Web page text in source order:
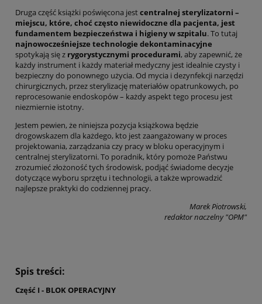
Druga część książki poświęcona jestcentralnej sterylizatorni –
miejscu, które, choć często niewidoczne dla pacjenta, jest
fundamentem bezpieczeństwa i higieny w szpitalu. To tutaj
najnowocześniejsze technologie dekontaminacyjne
spotykają się z rygorystycznymi procedurami, aby zapewnić, że
każdy instrument i każdy materiał medyczny jest idealnie czysty i
bezpieczny do ponownego użycia. Od mycia i dezynfekcji narzędzi
chirurgicznych, przez sterylizację materiałów opatrunkowych, po
reprocesowanie endoskopów – każdy aspekt tego procesu jest
niezmiernie istotny.
Jestem pewien, że niniejsza pozycja książkowa będzie
drogowskazem dla każdego, kto jest zaangażowany w proces
projektowania, zarządzania czy pracy w bloku operacyjnym i
centralnej sterylizatorni. To poradnik, który pomoże Państwu
zrozumieć złożoność tych środowisk, podjąć świadome decyzje
dotyczące wyboru sprzętu i technologii, a także wprowadzić
najlepsze praktyki do codziennej pracy.
Marek Piotrowski,
redaktor naczelny "OPM"
Spis treści:
Część I - BLOK OPERACYJNY